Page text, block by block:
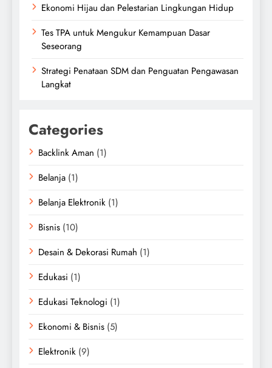
Ekonomi Hijau dan Pelestarian Lingkungan Hidup
Tes TPA untuk Mengukur Kemampuan Dasar
Seseorang
Strategi Penataan SDM dan Penguatan Pengawasan
Langkat
Categories
Backlink Aman (1)
Belanja (1)
Belanja Elektronik (1)
Bisnis (10)
Desain & Dekorasi Rumah (1)
Edukasi (1)
Edukasi Teknologi (1)
Ekonomi & Bisnis (5)
Elektronik (9)